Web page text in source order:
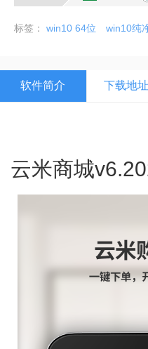
标签： win10 64位 win10纯
软件简介 下载地
云米商城